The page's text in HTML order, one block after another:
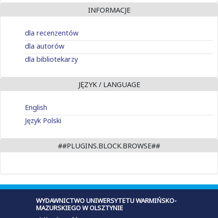
INFORMACJE
dla recenzentów
dla autorów
dla bibliotekarzy
JĘZYK / LANGUAGE
English
Język Polski
##PLUGINS.BLOCK.BROWSE##
WYDAWNICTWO UNIWERSYTETU WARMIŃSKO-
MAZURSKIEGO W OLSZTYNIE